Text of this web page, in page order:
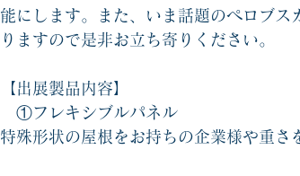
能にします。また、いま話題のペロブ
りますので是非お立ち寄りください。
【出展製品内容】
①フレキシブルパネル
特殊形状の屋根をお持ちの企業様や重さ